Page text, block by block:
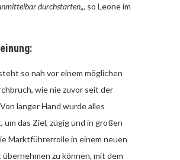
durchstarten„, so Leone im
so nah vor einem möglichen
wie nie zuvor seit der
langer Hand wurde alles
das Ziel, zügig und in großen
Marktführerrolle in einem neuen
übernehmen zu können, mit dem